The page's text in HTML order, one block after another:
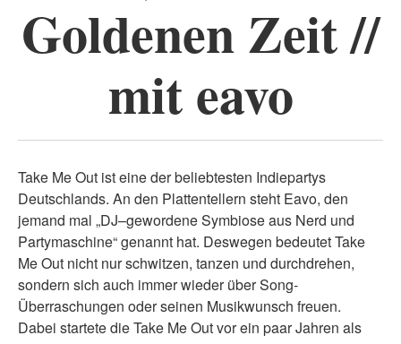
Goldenen Zeit //
mit eavo
Take Me Out ist eine der beliebtesten Indiepartys
Deutschlands. An den Plattentellern steht Eavo, den
jemand mal „DJ–gewordene Symbiose aus Nerd und
Partymaschine“ genannt hat. Deswegen bedeutet Take
Me Out nicht nur schwitzen, tanzen und durchdrehen,
sondern sich auch immer wieder über Song-
Überraschungen oder seinen Musikwunsch freuen.
Dabei startete die Take Me Out vor ein paar Jahren als